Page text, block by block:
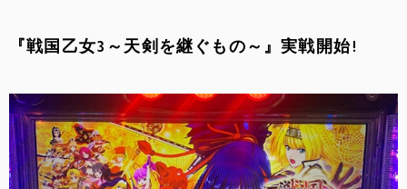
『戦国乙女3～天剣を継ぐもの～』実戦開始!